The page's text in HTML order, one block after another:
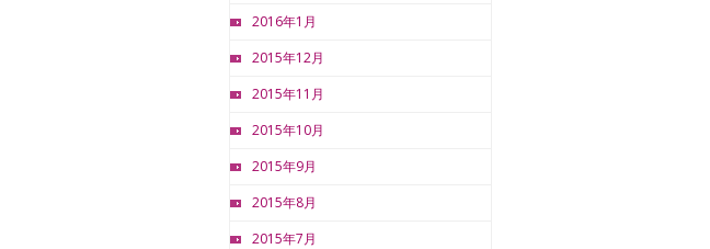
2016年1月
2015年12月
2015年11月
2015年10月
2015年9月
2015年8月
2015年7月